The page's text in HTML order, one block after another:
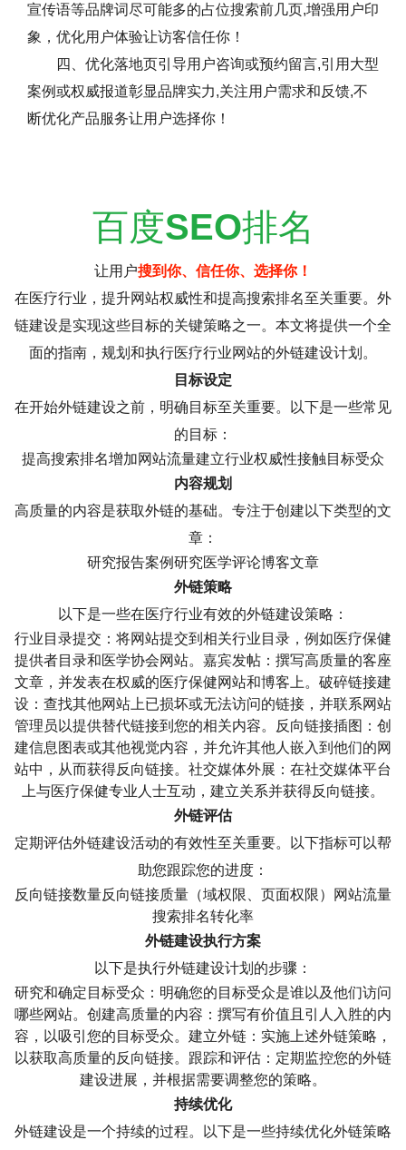
宣传语等品牌词尽可能多的占位搜索前几页,增强用户印
象，优化用户体验让访客信任你！
四、优化落地页引导用户咨询或预约留言,引用大型
案例或权威报道彰显品牌实力,关注用户需求和反馈,不
断优化产品服务让用户选择你！
百度SEO排名
让用户搜到你、信任你、选择你！
在医疗行业，提升网站权威性和提高搜索排名至关重要。外
链建设是实现这些目标的关键策略之一。本文将提供一个全
面的指南，规划和执行医疗行业网站的外链建设计划。
目标设定
在开始外链建设之前，明确目标至关重要。以下是一些常见
的目标：
提高搜索排名增加网站流量建立行业权威性接触目标受众
内容规划
高质量的内容是获取外链的基础。专注于创建以下类型的文
章：
研究报告案例研究医学评论博客文章
外链策略
以下是一些在医疗行业有效的外链建设策略：
行业目录提交：将网站提交到相关行业目录，例如医疗保健
提供者目录和医学协会网站。嘉宾发帖：撰写高质量的客座
文章，并发表在权威的医疗保健网站和博客上。破碎链接建
设：查找其他网站上已损坏或无法访问的链接，并联系网站
管理员以提供替代链接到您的相关内容。反向链接插图：创
建信息图表或其他视觉内容，并允许其他人嵌入到他们的网
站中，从而获得反向链接。社交媒体外展：在社交媒体平台
上与医疗保健专业人士互动，建立关系并获得反向链接。
外链评估
定期评估外链建设活动的有效性至关重要。以下指标可以帮
助您跟踪您的进度：
反向链接数量反向链接质量（域权限、页面权限）网站流量
搜索排名转化率
外链建设执行方案
以下是执行外链建设计划的步骤：
研究和确定目标受众：明确您的目标受众是谁以及他们访问
哪些网站。创建高质量的内容：撰写有价值且引人入胜的内
容，以吸引您的目标受众。建立外链：实施上述外链策略，
以获取高质量的反向链接。跟踪和评估：定期监控您的外链
建设进展，并根据需要调整您的策略。
持续优化
外链建设是一个持续的过程。以下是一些持续优化外链策略